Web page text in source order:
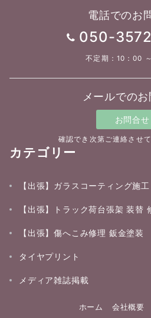
電話でのお
050-
不定期：10：00
メールでの
お問合せ
確認でき次第ご連絡させ
カテゴリー
【出張】ガラスコーティング施工
【出張】トラック荷台張架 装替
【出張】傷へこみ修理 鈑金塗装
タイヤプリント
メディア雑誌掲載
ホーム 会社概要